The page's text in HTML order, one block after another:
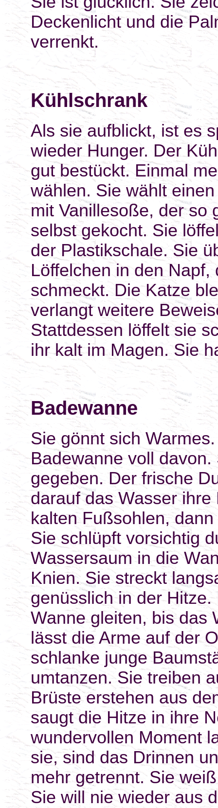
Deckenlicht und die
verrenkt.
Kühlschrank
Als sie aufblickt, ist es
wieder Hunger. Der
gut bestückt. Einmal
wählen. Sie wählt
mit Vanillesoße, der so
selbst gekocht. Sie
der Plastikschale. Sie
Löffelchen in den
schmeckt. Die Katze
verlangt weitere
Stattdessen löffelt sie
ihr kalt im Magen. Sie
Badewanne
Sie gönnt sich
Badewanne voll
gegeben. Der frische
darauf das Wasser
kalten Fußsohlen,
Sie schlüpft vorsichtig
Wassersaum in die
Knien. Sie streckt
genüsslich in der
Wanne gleiten, bis das
lässt die Arme auf der
schlanke junge
umtanzen. Sie treiben
Brüste erstehen aus
saugt die Hitze in ihre
wundervollen Moment
sie, sind das Drinnen
mehr getrennt. Sie
Sie will nie wieder aus